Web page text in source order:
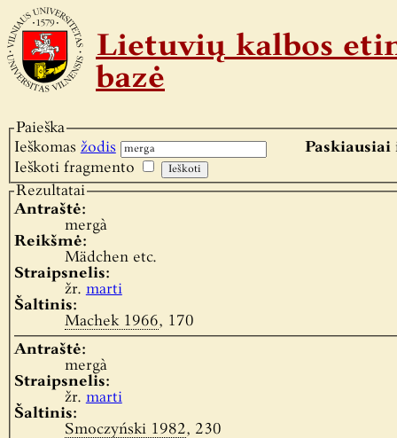
Lietuvių kalbos
bazė
Paieška
Ieškomas žodis
Ieškoti fragmento
Paskiausiai
Rezultatai
Antraštė:
mergà
Reikšmė:
Mädchen etc.
Straipsnelis:
žr. marti
Šaltinis:
Machek 1966, 170
Antraštė:
mergà
Straipsnelis:
žr. marti
Šaltinis:
Smoczyński 1982, 230